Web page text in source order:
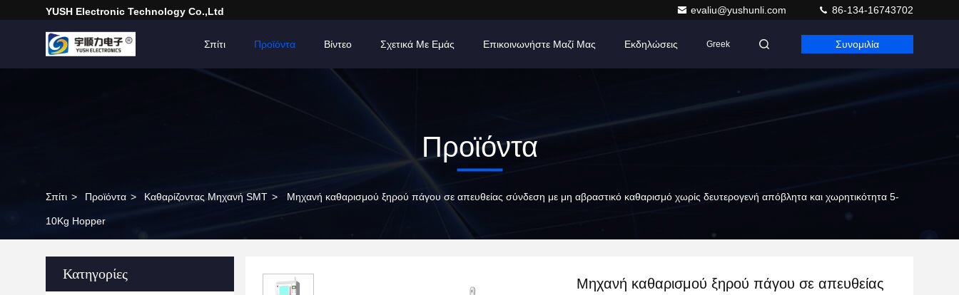
YUSH Electronic Technology Co.,Ltd evaliu@yushunli.com 86-134-16743702
Σπίτι Προϊόντα Βίντεο Σχετικά Με Εμάς Επικοινωνήστε Μαζί Μας Εκδηλώσεις Greek Συνομιλία
Προϊόντα
Σπίτι > Προϊόντα > Καθαρίζοντας Μηχανή SMT > Μηχανή καθαρισμού ξηρού πάγου σε απευθείας σύνδεση με μη αβραστικό καθαρισμό χωρίς δευτερογενή απόβλητα και χωρητικότητα 5-
10Kg Hopper
Κατηγορίες
Μηχανή καθαρισμού ξηρού πάγου σε απευθείας